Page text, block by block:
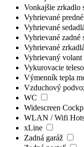
Vonkajšie zrkadlo
Vyhrievané
Vyhrievané
Vyhrievané zadné
Vyhrievané zrkadlá
Vyhrievaný volant
Vykurovacie teleso
Výmenník tepla
Vzduchový
WC
Widescreen
WLAN / Wifi
xLine
Zadná garáž